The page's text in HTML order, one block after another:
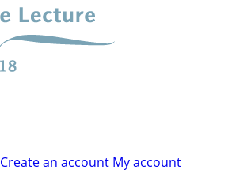
Create an account My account